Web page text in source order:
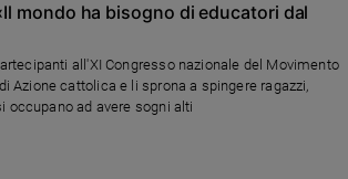
mondo ha bisogno di educatori dal
all'XI Congresso nazionale del Movimento
Azione cattolica e li sprona a spingere ragazzi,
occupano ad avere sogni alti